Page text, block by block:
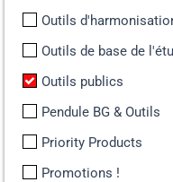
Outils
Outils de base de
Outils publics
Pendule BG & Outils
Priority Products
Promotions !